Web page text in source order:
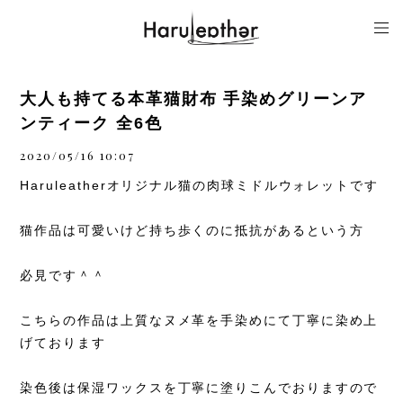
大人も持てる本革猫財布 手染めグリーンア
ンティーク 全6色
2020/05/16 10:07
Haruleatherオリジナル猫の肉球ミドルウォレットです
猫作品は可愛いけど持ち歩くのに抵抗があるという方
必見です＾＾
こちらの作品は上質なヌメ革を手染めにて丁寧に染め上
げております
染色後は保湿ワックスを丁寧に塗りこんでおりますので